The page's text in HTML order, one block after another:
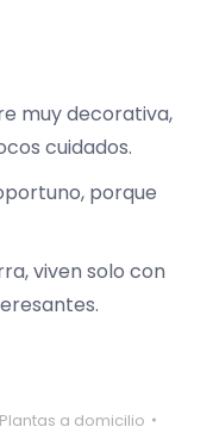
muy decorativa,
cuidados.
porque
viven solo con
a domicilio